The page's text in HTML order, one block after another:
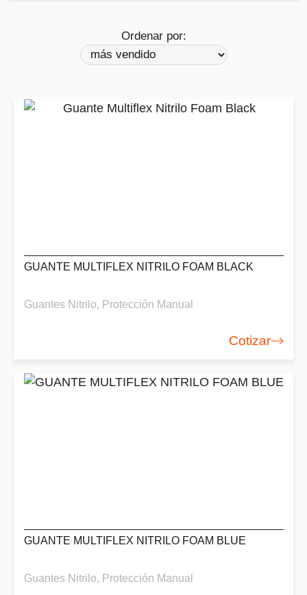
Ordenar por:
GUANTE MULTIFLEX NITRILO FOAM BLACK
Guantes Nitrilo, Protección Manual
Cotizar
GUANTE MULTIFLEX NITRILO FOAM BLUE
Guantes Nitrilo, Protección Manual